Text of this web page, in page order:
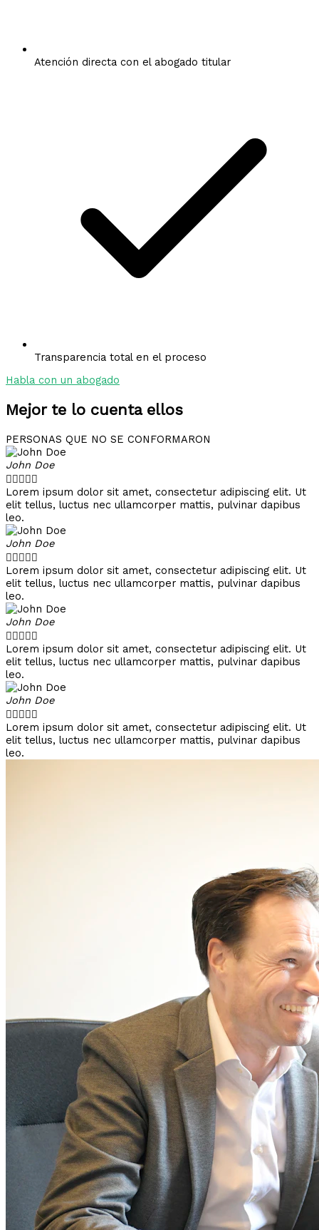
Atención directa con el abogado titular
Transparencia total en el proceso
Habla con un abogado
Mejor te lo cuenta ellos
PERSONAS QUE NO SE CONFORMARON
John Doe

Lorem ipsum dolor sit amet, consectetur adipiscing elit. Ut
elit tellus, luctus nec ullamcorper mattis, pulvinar dapibus
leo.
John Doe

Lorem ipsum dolor sit amet, consectetur adipiscing elit. Ut
elit tellus, luctus nec ullamcorper mattis, pulvinar dapibus
leo.
John Doe

Lorem ipsum dolor sit amet, consectetur adipiscing elit. Ut
elit tellus, luctus nec ullamcorper mattis, pulvinar dapibus
leo.
John Doe

Lorem ipsum dolor sit amet, consectetur adipiscing elit. Ut
elit tellus, luctus nec ullamcorper mattis, pulvinar dapibus
leo.